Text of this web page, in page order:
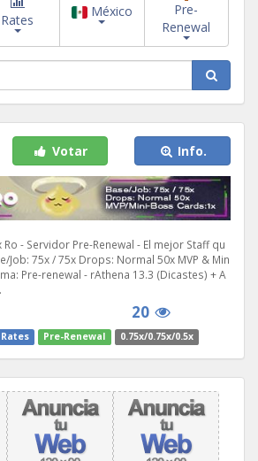
Rates
México
Pre-
Renewal
Votar Info.
- Servidor Pre-Renewal - El mejor Staff qu
Job: 75x / 75x Drops: Normal 50x MVP & Min
Pre-renewal - rAthena 13.3 (Dicastes) + A
20
Pre-Renewal 0.75x/0.75x/0.5x